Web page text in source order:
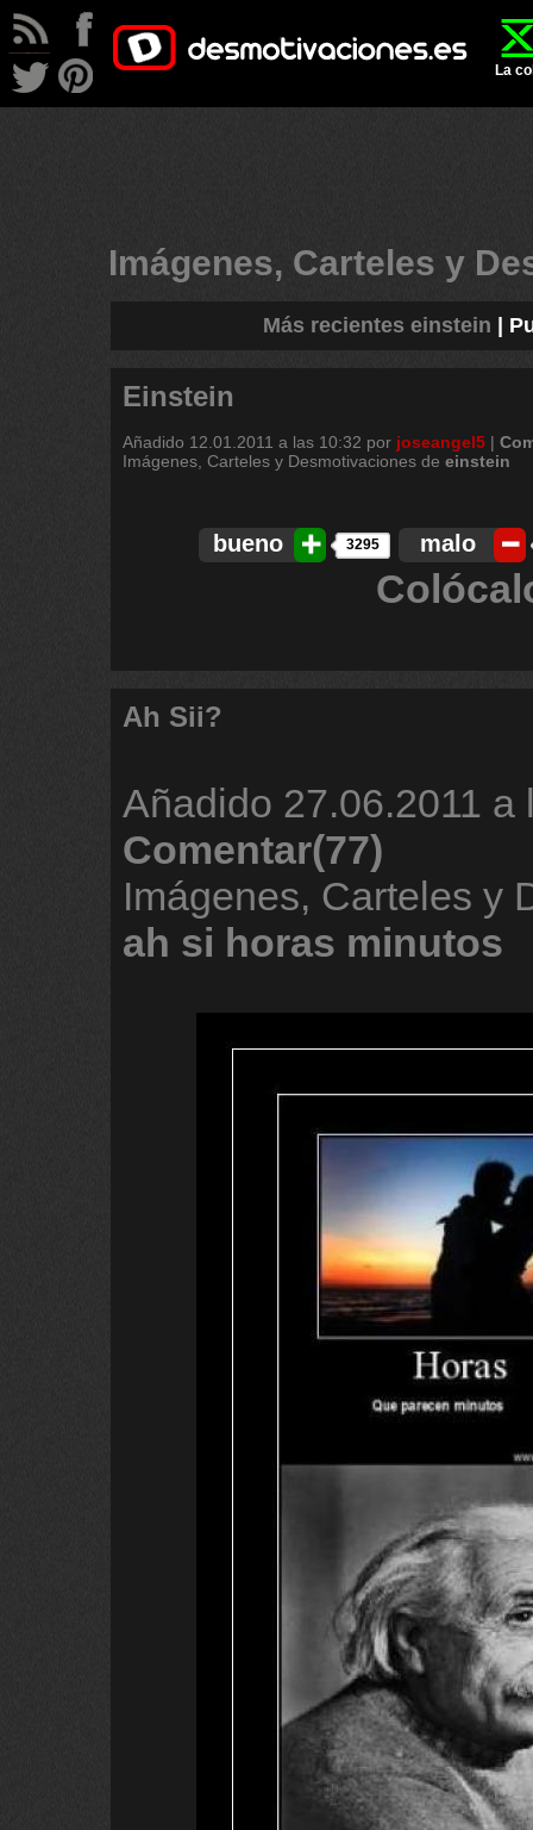
La
Imágenes, Carteles y
Más recientes einstein
Einstein
Añadido 12.01.2011 a las 10:32 por joseangel5 |
Imágenes, Carteles y Desmotivaciones de einstein
bueno 3295 malo
Ah Sii?
Añadido 27.06.2011 a
Comentar(77)
Imágenes, Carteles y
ah si horas minutos